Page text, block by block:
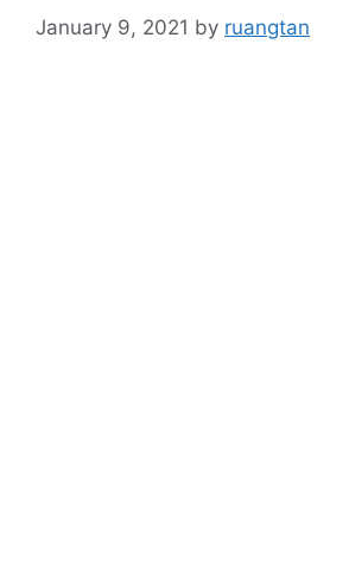
January 9, 2021 by ruangtan